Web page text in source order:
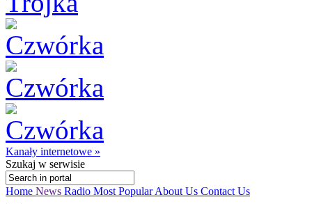
Kanały internetowe »
Szukaj w serwisie
Home News Radio Most PopularAbout Us Contact Us